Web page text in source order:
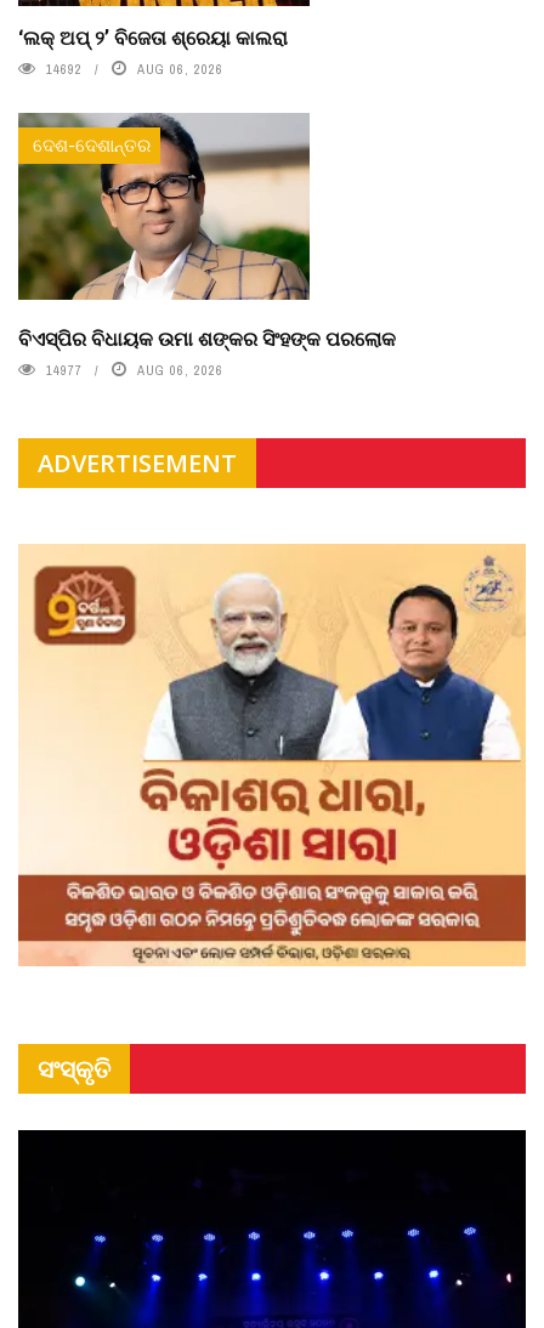
‘ଲକ୍ ଅପ୍ ୨’ ବିଜେତା ଶ୍ରେୟା କାଲରା
14692 AUG 06, 2026
ଦେଶ-ଦେଶାନ୍ତର
ବିଏସ୍‌ପିର ବିଧାୟକ ଉମା ଶଙ୍କର ସିଂହଙ୍କ ପରଲୋକ
14977 AUG 06, 2026
ADVERTISEMENT
ସଂସ୍କୃତି